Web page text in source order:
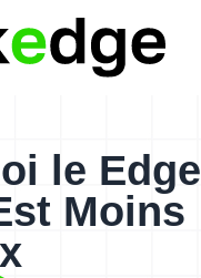
le Edge
Moins